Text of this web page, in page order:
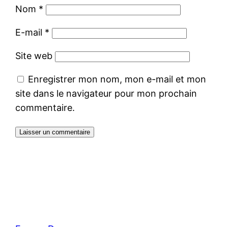
Nom *
E-mail *
Site web
Enregistrer mon nom, mon e-mail et mon
site dans le navigateur pour mon prochain
commentaire.